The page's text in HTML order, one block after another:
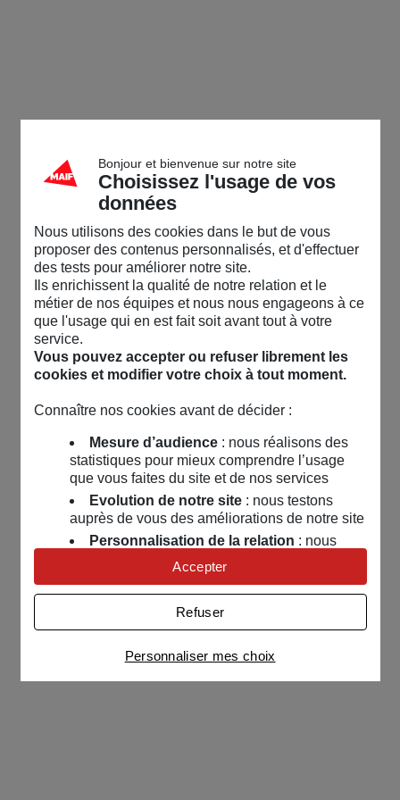
Bonjour et bienvenue sur notre site
Choisissez l'usage de vos
données
Nous utilisons des cookies dans le but de vous
proposer des contenus personnalisés, et d'effectuer
des tests pour améliorer notre site.
Ils enrichissent la qualité de notre relation et le
métier de nos équipes et nous nous engageons à ce
que l'usage qui en est fait soit avant tout à votre
service.
Vous pouvez accepter ou refuser librement les
cookies et modifier votre choix à tout moment.
Connaître nos cookies avant de décider :
Mesure d’audience: nous réalisons des
statistiques pour mieux comprendre l’usage
que vous faites du site et de nos services
Evolution de notre site: nous testons
auprès de vous des améliorations de notre site
Personnalisation de la relation : nous
nous servons de cookies pour adapter nos
contenus et personnaliser nos offres
Univers publicitaire: nous utilisons avec
nos partenaires des cookies pour afficher des
publicités personnalisées
Connaître notre politique cookies et la liste de nos
partenaires
Personnaliser mes choix
Refuser
Accepter